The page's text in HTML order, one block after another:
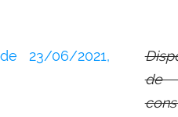
23/06/2021,
de